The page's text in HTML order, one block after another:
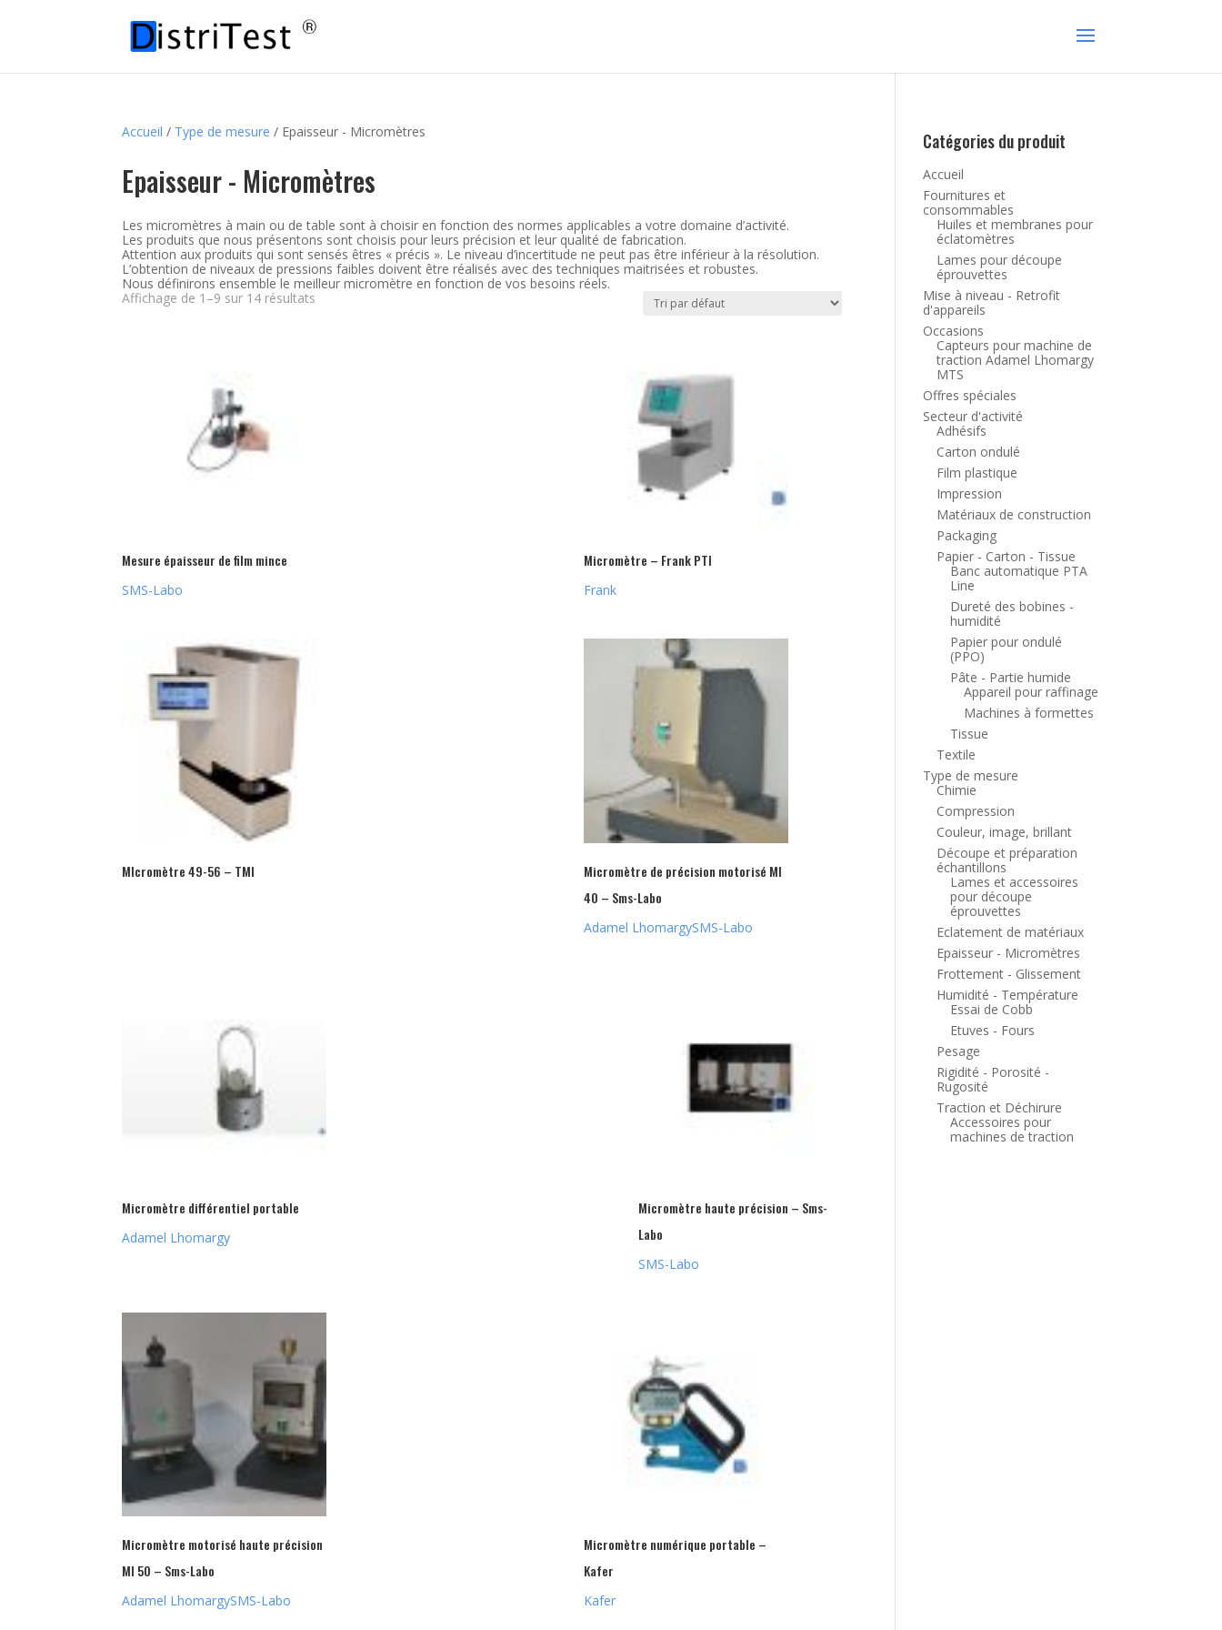
Accueil / Type de mesure / Epaisseur - Micromètres
Epaisseur - Micromètres
Les micromètres à main ou de table sont à choisir en fonction des normes applicables a votre domaine d’activité.
Les produits que nous présentons sont choisis pour leurs précision et leur qualité de fabrication.
Attention aux produits qui sont sensés êtres « précis ». Le niveau d’incertitude ne peut pas être inférieur à la résolution.
L’obtention de niveaux de pressions faibles doivent être réalisés avec des techniques maitrisées et robustes.
Nous définirons ensemble le meilleur micromètre en fonction de vos besoins réels.
Affichage de 1–9 sur 14 résultats
Mesure épaisseur de film mince
SMS-Labo
Micromètre – Frank PTI
Frank
MIcromètre 49-56 – TMI
Micromètre de précision motorisé MI
40 – Sms-Labo
Adamel LhomargySMS-Labo
Micromètre différentiel portable
Adamel Lhomargy
Micromètre haute précision – Sms-
Labo
SMS-Labo
Micromètre motorisé haute précision
MI 50 – Sms-Labo
Adamel LhomargySMS-Labo
Micromètre numérique portable –
Kafer
Kafer
Catégories du produit
Accueil
Fournitures et
consommables
Huiles et membranes pour
éclatomètres
Lames pour découpe
éprouvettes
Mise à niveau - Retrofit
d'appareils
Occasions
Capteurs pour machine de
traction Adamel Lhomargy
MTS
Offres spéciales
Secteur d'activité
Adhésifs
Carton ondulé
Film plastique
Impression
Matériaux de construction
Packaging
Papier - Carton - Tissue
Banc automatique PTA
Line
Dureté des bobines -
humidité
Papier pour ondulé
(PPO)
Pâte - Partie humide
Appareil pour raffinage
Machines à formettes
Tissue
Textile
Type de mesure
Chimie
Compression
Couleur, image, brillant
Découpe et préparation
échantillons
Lames et accessoires
pour découpe
éprouvettes
Eclatement de matériaux
Epaisseur - Micromètres
Frottement - Glissement
Humidité - Température
Essai de Cobb
Etuves - Fours
Pesage
Rigidité - Porosité -
Rugosité
Traction et Déchirure
Accessoires pour
machines de traction